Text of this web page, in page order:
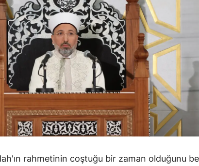
Kırklareli
Kırşehir
Kocaeli
Konya
Kütahya
Malatya
Manisa
Kahramanmaraş
rahmetinin coştuğu bir zaman olduğunu